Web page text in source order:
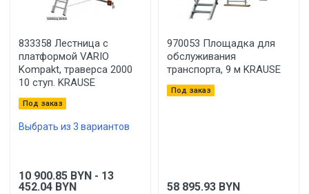
833358 Лестница с
платформой VARIO
Kompakt, траверса 2000
10 ступ. KRAUSE
Под заказ
Выбрать из 3 вариантов
10 900.85 BYN - 13
452.04 BYN
970053 Площадка для
обслуживания
транспорта, 9 м KRAUSE
Под заказ
58 895.93 BYN